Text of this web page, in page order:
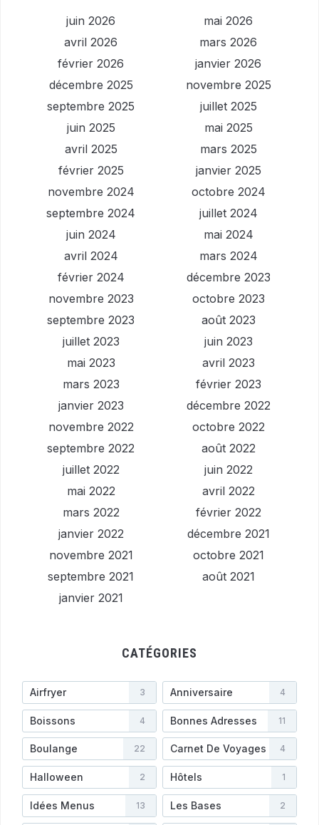
juin 2026
mai 2026
avril 2026
mars 2026
février 2026
janvier 2026
décembre 2025
novembre 2025
septembre 2025
juillet 2025
juin 2025
mai 2025
avril 2025
mars 2025
février 2025
janvier 2025
novembre 2024
octobre 2024
septembre 2024
juillet 2024
juin 2024
mai 2024
avril 2024
mars 2024
février 2024
décembre 2023
novembre 2023
octobre 2023
septembre 2023
août 2023
juillet 2023
juin 2023
mai 2023
avril 2023
mars 2023
février 2023
janvier 2023
décembre 2022
novembre 2022
octobre 2022
septembre 2022
août 2022
juillet 2022
juin 2022
mai 2022
avril 2022
mars 2022
février 2022
janvier 2022
décembre 2021
novembre 2021
octobre 2021
septembre 2021
août 2021
janvier 2021
CATÉGORIES
Airfryer 3 Anniversaire 4
Boissons 4 Bonnes Adresses 11
Boulange 22 Carnet De Voyages 4
Halloween 2 Hôtels 1
Idées Menus 13 Les Bases 2